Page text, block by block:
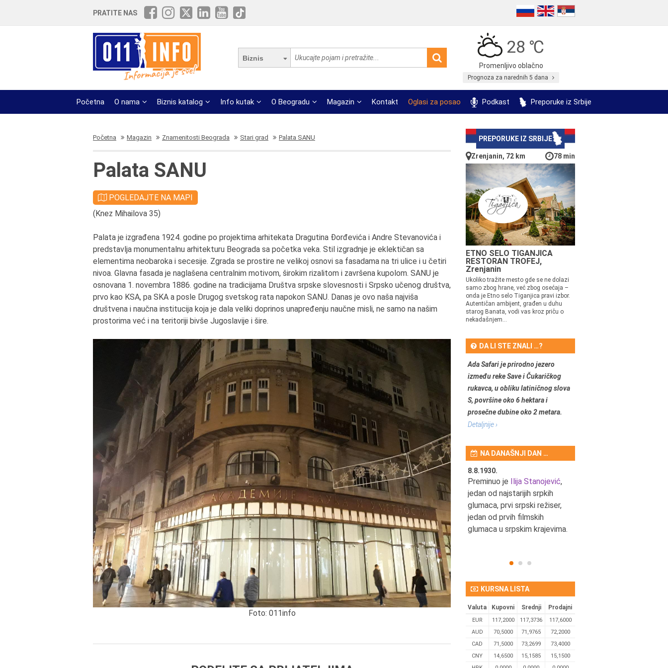
PRATITE NAS
Biznis
28 ℃
Promenljivo oblačno
Prognoza za narednih 5 dana
Početna O nama Biznis katalog Info kutak O Beogradu Magazin Kontakt Oglasi za posao Podkast Preporuke iz Srbije
Početna Magazin Znamenitosti Beograda Stari grad Palata SANU
Palata SANU
POGLEDAJTE NA MAPI
(Knez Mihailova 35)
Palata je izgrađena 1924. godine po projektima arhitekata Dragutina Đorđevića i Andre Stevanovića i
predstavlja monumentalnu arhitekturu Beograda sa početka veka. Stil izgradnje je eklektičan sa
elementima neobaroka i secesije. Zgrada se prostire ne velikoj osnovi sa fasadama na tri ulice i u četiri
nivoa. Glavna fasada je naglašena centralnim motivom, širokim rizalitom i završena kupolom. SANU je
osnovana 1. novembra 1886. godine na tradicijama Društva srpske slovesnosti i Srpsko učenog društva,
prvo kao KSA, pa SKA a posle Drugog svetskog rata napokon SANU. Danas je ovo naša najviša
društvena i naučna institucija koja je dala veliki doprinos unapređenju naučne misli, ne samo na našim
prostorima već i na teritoriji bivše Jugoslavije i šire.
Foto: 011info
PREPORUKE IZ SRBIJE
Zrenjanin, 72 km 78 min
ETNO SELO TIGANJICA
RESTORAN TROFEJ,
Zrenjanin
Ukoliko tražite mesto gde se ne dolazi
samo zbog hrane, već zbog osećaja –
onda je Etno selo Tiganjica pravi izbor.
Autentičan ambijent, građen u duhu
starog Banata, vodi vas kroz priču o
nekadašnjem...
DA LI STE ZNALI …?
Ada Safari je prirodno jezero
između reke Save i Čukaričkog
rukavca, u obliku latiničnog slova
S, površine oko 6 hektara i
prosečne dubine oko 2 metara.
Detaljnije ›
NA DANAŠNJI DAN …
8.8.2013.
Preminuo je Dejan Kosanović,
istoričar filma, filmski reditelj,
profesor i dekan Fakulteta
dramskih umetnosti u
Beogradu.
8.8.1930.
Preminuo je Ilija Stanojević,
jedan od najstarijih srpkih
glumaca, prvi srpski režiser,
jedan od prvih filmskih
glumaca u srpskim krajevima.
KURSNA LISTA
Valuta Kupovni Srednji Prodajni
EUR 117,2000 117,3736
117,6000
AUD
70,5000 71,9765
72,2000
CAD
71,5000 73,2699
73,4000
CNY
14,6500 15,1585
15,1500